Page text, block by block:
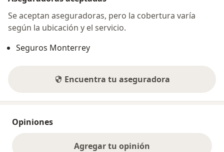
Se aceptan aseguradoras, pero la cobertura varía
según la ubicación y el servicio.
Seguros Monterrey
Encuentra tu aseguradora
Opiniones
Agregar tu opinión